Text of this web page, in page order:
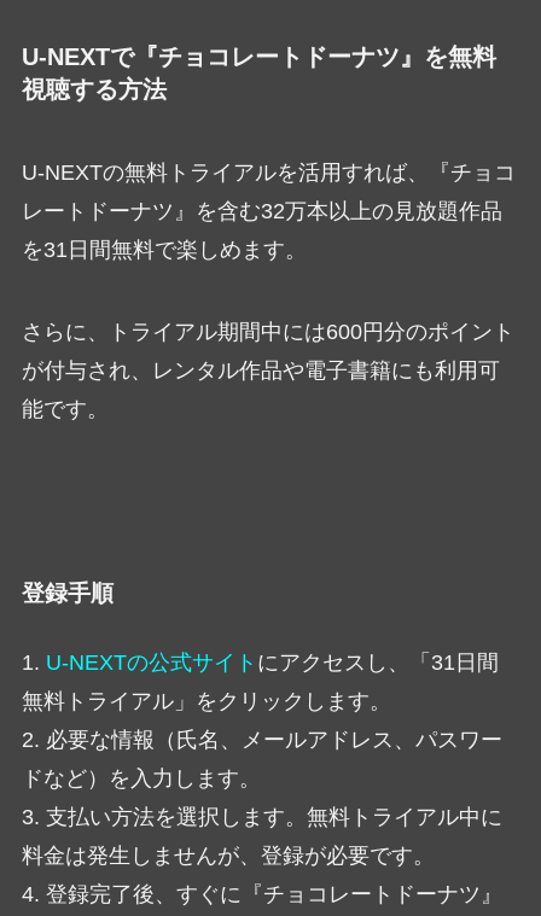
U-NEXTで『チョコレートドーナツ』を無料
視聴する方法
U-NEXTの無料トライアルを活用すれば、『チョコ
レートドーナツ』を含む32万本以上の見放題作品
を31日間無料で楽しめます。
さらに、トライアル期間中には600円分のポイント
が付与され、レンタル作品や電子書籍にも利用可
能です。
登録手順
1. U-NEXTの公式サイト にアクセスし、「31日間
無料トライアル」をクリックします。
2. 必要な情報（氏名、メールアドレス、パスワー
ドなど）を入力します。
3. 支払い方法を選択します。無料トライアル中に
料金は発生しませんが、登録が必要です。
4. 登録完了後、すぐに『チョコレートドーナツ』